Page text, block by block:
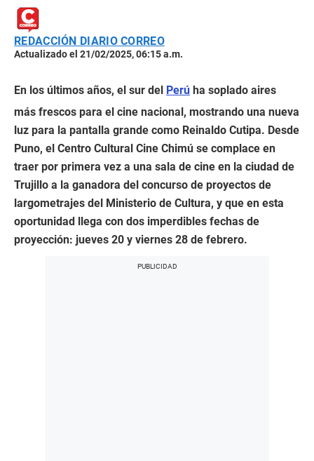
REDACCIÓN DIARIO CORREO
Actualizado el 21/02/2025, 06:15 a.m.
En los últimos años, el sur del Perú ha soplado aires
más frescos para el cine nacional, mostrando una nueva
luz para la pantalla grande como Reinaldo Cutipa. Desde
Puno, el Centro Cultural Cine Chimú se complace en
traer por primera vez a una sala de cine en la ciudad de
Trujillo a la ganadora del concurso de proyectos de
largometrajes del Ministerio de Cultura, y que en esta
oportunidad llega con dos imperdibles fechas de
proyección: jueves 20 y viernes 28 de febrero.